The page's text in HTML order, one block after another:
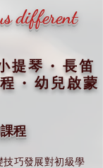
different
提琴 • 長笛
• 幼兒啟蒙
程
巧發展對初級學